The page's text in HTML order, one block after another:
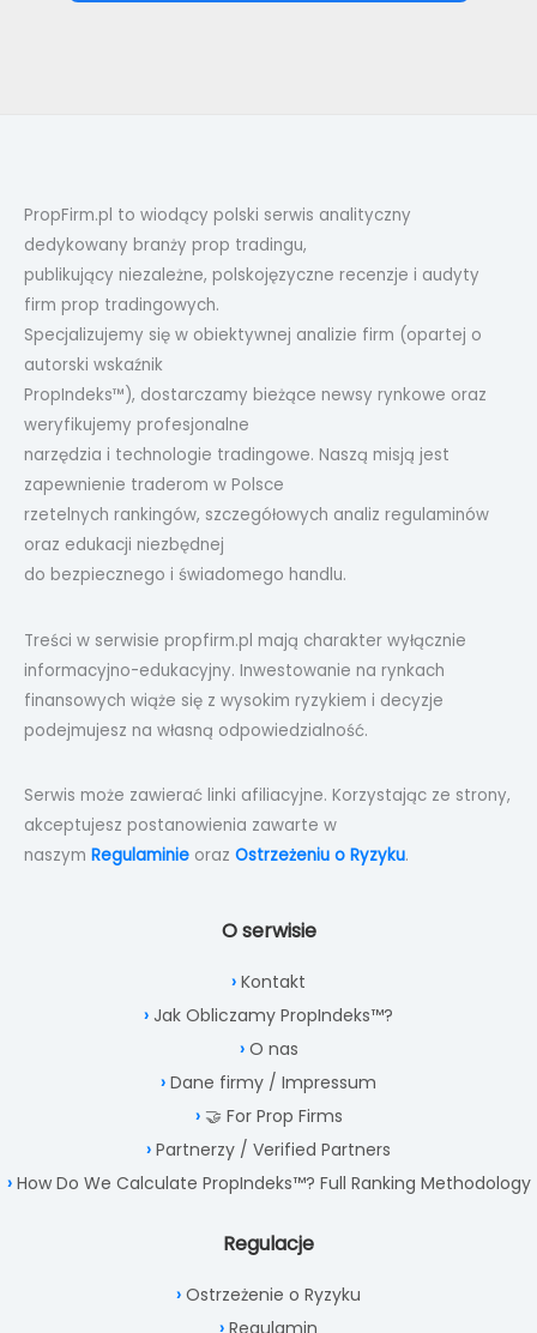
PropFirm.pl to wiodący polski serwis analityczny
dedykowany branży prop tradingu,
publikujący niezależne, polskojęzyczne recenzje i audyty
firm prop tradingowych.
Specjalizujemy się w obiektywnej analizie firm (opartej o
autorski wskaźnik
PropIndeks™), dostarczamy bieżące newsy rynkowe oraz
weryfikujemy profesjonalne
narzędzia i technologie tradingowe. Naszą misją jest
zapewnienie traderom w Polsce
rzetelnych rankingów, szczegółowych analiz regulaminów
oraz edukacji niezbędnej
do bezpiecznego i świadomego handlu.
Treści w serwisie propfirm.pl mają charakter wyłącznie
informacyjno-edukacyjny. Inwestowanie na rynkach
finansowych wiąże się z wysokim ryzykiem i decyzje
podejmujesz na własną odpowiedzialność.
Serwis może zawierać linki afiliacyjne. Korzystając ze strony,
akceptujesz postanowienia zawarte w
naszym Regulaminie oraz Ostrzeżeniu o Ryzyku.
O serwisie
Kontakt
Jak Obliczamy PropIndeks™?
O nas
Dane firmy / Impressum
🤝 For Prop Firms
Partnerzy / Verified Partners
How Do We Calculate PropIndeks™? Full Ranking Methodology
Regulacje
Ostrzeżenie o Ryzyku
Regulamin